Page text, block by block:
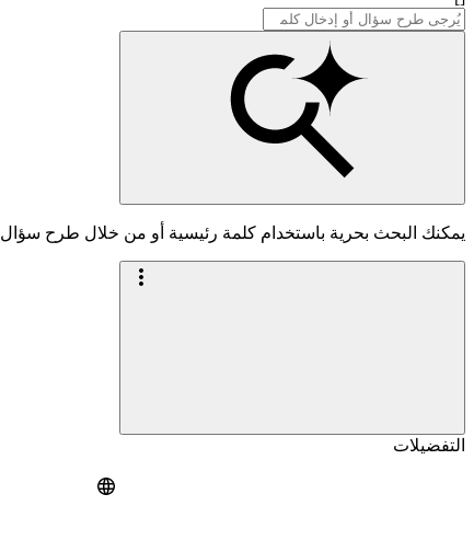
يمكنك البحث بحرية باستخدام كلمة رئيسية أو من خلال طرح سؤال
التفضيلات